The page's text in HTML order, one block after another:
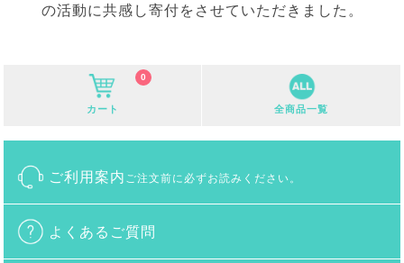
の活動に共感し寄付をさせていただきました。
カート
0
全商品一覧
ご利用案内 ご注文前に必ずお読みください。
よくあるご質問